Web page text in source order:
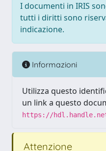
I documenti in IRIS
tutti i diritti sono
indicazione.
Informazioni
Utilizza questo
un link a questo
https://
Attenzione